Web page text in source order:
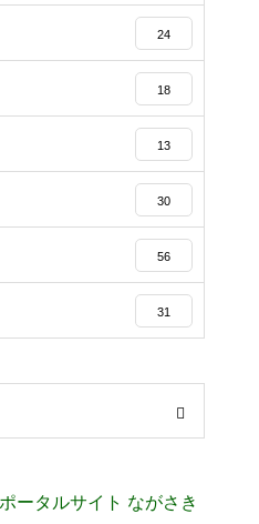
24
18
13
30
56
31
ータルサイト ながさき